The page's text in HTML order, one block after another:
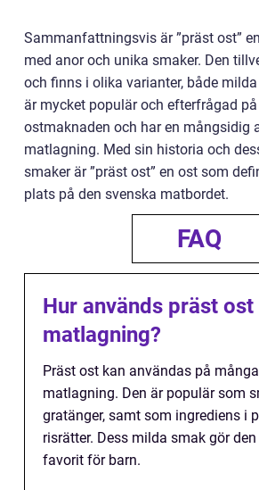
Sammanfattningsvis är ”präst ost”
med anor och unika smaker. Den
och finns i olika varianter, både
är mycket populär och efterfrågad
ostmaknaden och har en mångsidig
matlagning. Med sin historia och
smaker är ”präst ost” en ost som
plats på den svenska matbordet.
FAQ
Hur används präst ost
matlagning?
Präst ost kan användas på
matlagning. Den är populär som
gratänger, samt som ingrediens i
risrätter. Dess milda smak gör
favorit för barn.